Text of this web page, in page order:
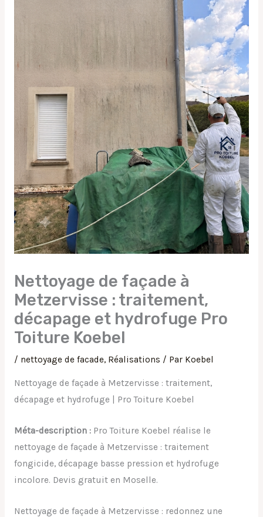
Nettoyage de façade à
Metzervisse : traitement,
décapage et hydrofuge Pro
Toiture Koebel
/ nettoyage de facade, Réalisations / Par Koebel
Nettoyage de façade à Metzervisse : traitement,
décapage et hydrofuge | Pro Toiture Koebel
Méta-description :Pro Toiture Koebel réalise le
nettoyage de façade à Metzervisse : traitement
fongicide, décapage basse pression et hydrofuge
incolore. Devis gratuit en Moselle.
Nettoyage de façade à Metzervisse : redonnez une